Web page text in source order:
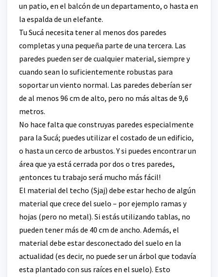
un patio, en el balcón de un departamento, o hasta en
la espalda de un elefante.
Tu Sucá necesita tener al menos dos paredes
completas y una pequeña parte de una tercera. Las
paredes pueden ser de cualquier material, siempre y
cuando sean lo suficientemente robustas para
soportar un viento normal. Las paredes deberían ser
de al menos 96 cm de alto, pero no más altas de 9,6
metros.
No hace falta que construyas paredes especialmente
para la Sucá; puedes utilizar el costado de un edificio,
o hasta un cerco de arbustos. Y si puedes encontrar un
área que ya está cerrada por dos o tres paredes,
¡entonces tu trabajo será mucho más fácil!
El material del techo (Sjaj) debe estar hecho de algún
material que crece del suelo – por ejemplo ramas y
hojas (pero no metal). Si estás utilizando tablas, no
pueden tener más de 40 cm de ancho. Además, el
material debe estar desconectado del suelo en la
actualidad (es decir, no puede ser un árbol que todavía
esta plantado con sus raíces en el suelo). Esto